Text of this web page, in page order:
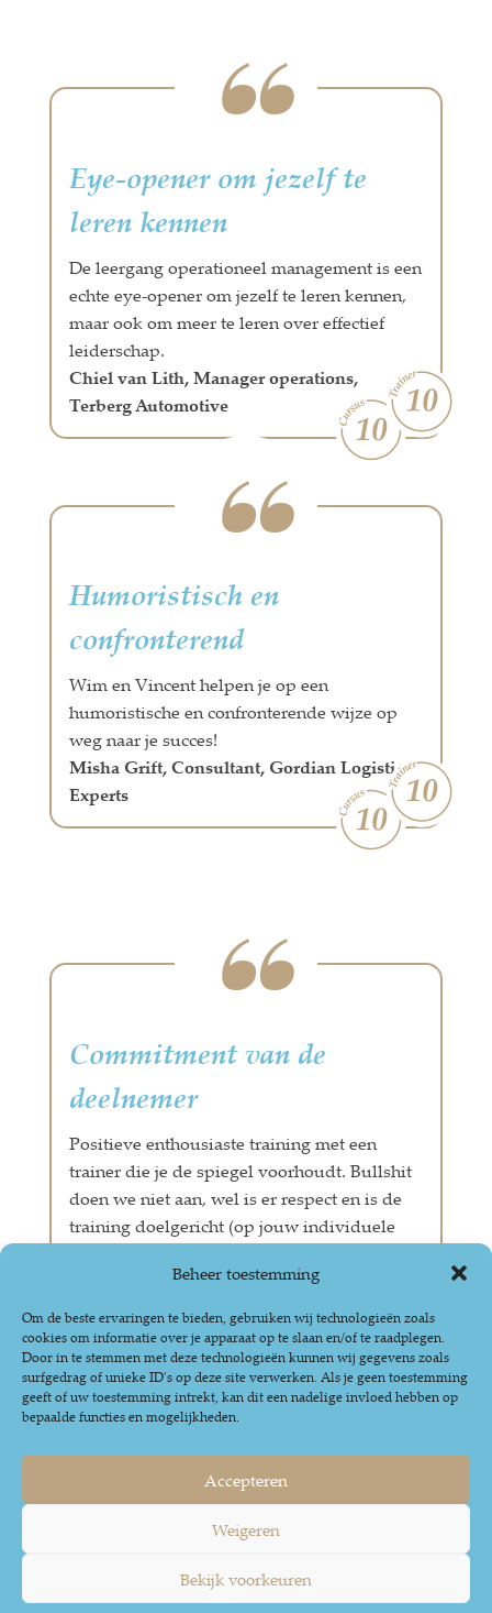
Beheer toestemming
Om de beste ervaringen te bieden, gebruiken wij technologieën zoals
cookies om informatie over je apparaat op te slaan en/of te raadplegen.
Door in te stemmen met deze technologieën kunnen wij gegevens zoals
surfgedrag of unieke ID's op deze site verwerken. Als je geen toestemming
geeft of uw toestemming intrekt, kan dit een nadelige invloed hebben op
bepaalde functies en mogelijkheden.
Accepteren
Weigeren
Bekijk voorkeuren
Eye-opener om jezelf te
leren kennen
De leergang operationeel management is een
echte eye-opener om jezelf te leren kennen,
maar ook om meer te leren over effectief
leiderschap.
Chiel van Lith, Manager operations,
Terberg Automotive
Humoristisch en
confronterend
Wim en Vincent helpen je op een
humoristische en confronterende wijze op
weg naar je succes!
Misha Grift, Consultant, Gordian Logistics
Experts
Commitment van de
deelnemer
Positieve enthousiaste training met een
trainer die je de spiegel voorhoudt. Bullshit
doen we niet aan, wel is er respect en is de
training doelgericht (op jouw individuele
cijfer van de training hangt af van het
commitment van de deelnemer.
Wesley Groenen, Senior Team Eenheden,
Eigen Haard
Groeien in leidinggeven
Als je wilt groeien in leidinggeven, het zij